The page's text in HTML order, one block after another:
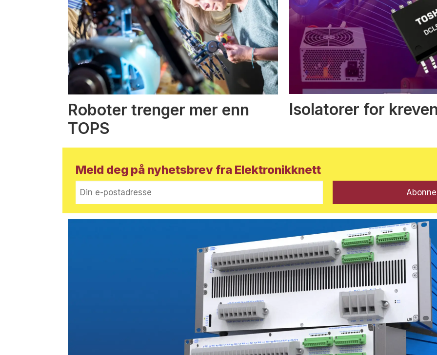
Roboter trenger mer enn
TOPS
Isolatorer for
Meld deg på nyhetsbrev fra Elektronikknett